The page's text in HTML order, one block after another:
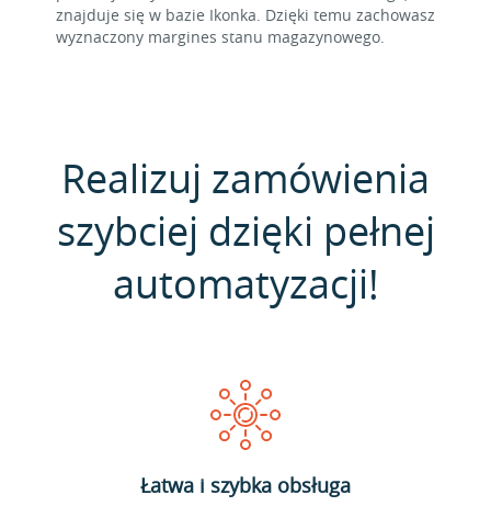
znajduje się w bazie Ikonka. Dzięki temu zachowasz
wyznaczony margines stanu magazynowego.
Realizuj zamówienia
szybciej dzięki pełnej
automatyzacji!
Łatwa i szybka obsługa